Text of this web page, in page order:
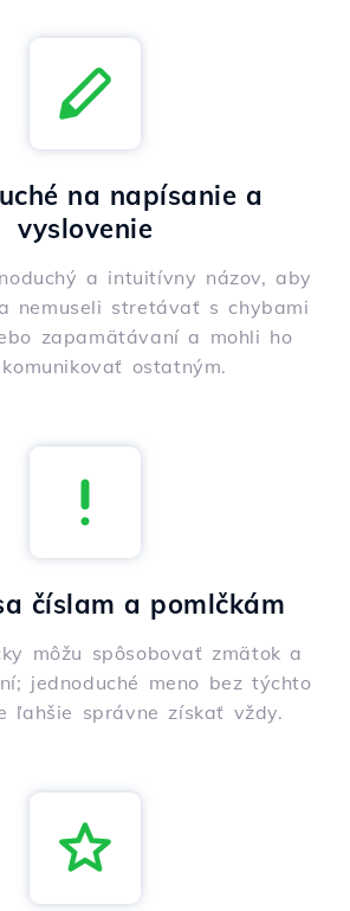
na napísanie a
vyslovenie
a intuitívny názov, aby
nemuseli stretávať s chybami
zapamätávaní a mohli ho
ostatným.
číslam a pomlčkám
môžu spôsobovať zmätok a
jednoduché meno bez týchto
ľahšie správne získať vždy.